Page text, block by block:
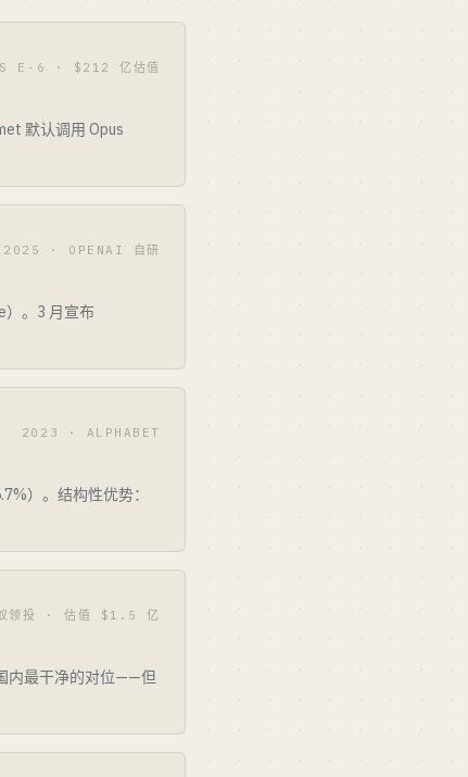
E-6 · $212 亿估值
默认调用 Opus
2025 · OPENAI 自研
）。3 月宣布
2023 · ALPHABET
）。结构性优势：
领投 · 估值 $1.5 亿
内最干净的对位——但